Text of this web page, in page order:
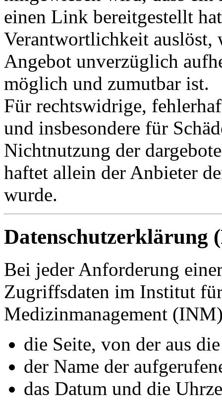
einen Link bereitgestellt
Verantwortlichkeit auslöst,
Angebot unverzüglich
möglich und zumutbar ist.
Für rechtswidrige,
und insbesondere für
Nichtnutzung der
haftet allein der Anbieter
wurde.
Datenschutzerklärung
Bei jeder Anforderung
Zugriffsdaten im Institut
Medizinmanagement
die Seite, von der aus
der Name der
das Datum und die